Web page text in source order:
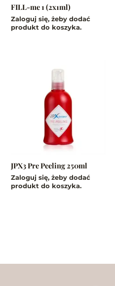
FILL-me 1 (2x1ml)
Zaloguj się, żeby dodać
produkt do koszyka.
JPX3 Pre Peeling 250ml
Zaloguj się, żeby dodać
produkt do koszyka.